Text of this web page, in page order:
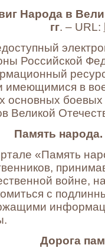
Народа в
гг. – URL:
Российской
имеющимися в
основных
Великой
Память
«Память
войне,
с
Дорога